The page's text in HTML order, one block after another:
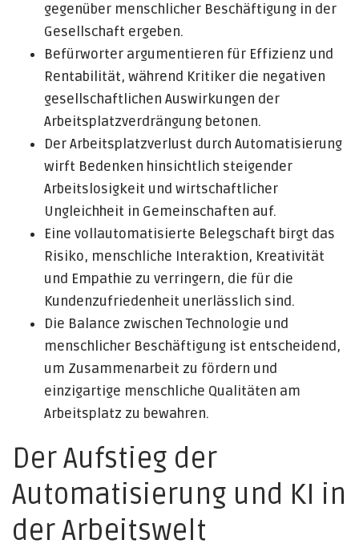
gegenüber menschlicher Beschäftigung in der
Gesellschaft ergeben.
Befürworter argumentieren für Effizienz und
Rentabilität, während Kritiker die negativen
gesellschaftlichen Auswirkungen der
Arbeitsplatzverdrängung betonen.
Der Arbeitsplatzverlust durch Automatisierung
wirft Bedenken hinsichtlich steigender
Arbeitslosigkeit und wirtschaftlicher
Ungleichheit in Gemeinschaften auf.
Eine vollautomatisierte Belegschaft birgt das
Risiko, menschliche Interaktion, Kreativität
und Empathie zu verringern, die für die
Kundenzufriedenheit unerlässlich sind.
Die Balance zwischen Technologie und
menschlicher Beschäftigung ist entscheidend,
um Zusammenarbeit zu fördern und
einzigartige menschliche Qualitäten am
Arbeitsplatz zu bewahren.
Der Aufstieg der
Automatisierung und KI in
der Arbeitswelt